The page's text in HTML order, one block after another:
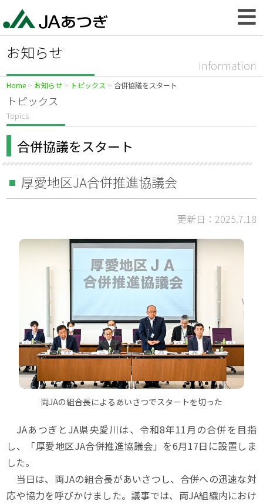
お知らせ
Information
Home お知らせ トピックス 合併協議をスタート
トピックス
Topics
合併協議をスタート
厚愛地区JA合併推進協議会
更新日：2025.7.18
両JAの組合長によるあいさつでスタートを切った
JAあつぎとJA県央愛川は、令和8年11月の合併を目指
し、「厚愛地区JA合併推進協議会」を6月17日に設置しま
した。
当日は、両JAの組合長があいさつし、合併への迅速な対
応や協力を呼びかけました。議事では、両JA組織内におけ